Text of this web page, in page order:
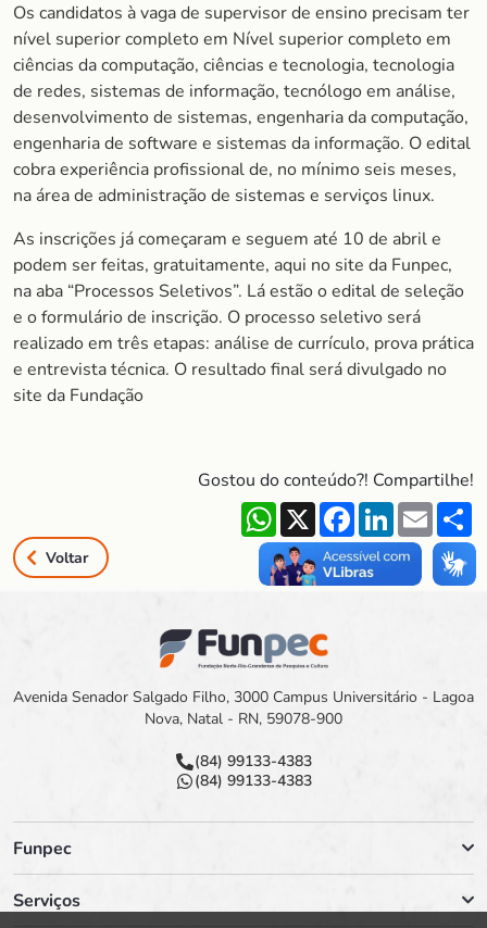
Os candidatos à vaga de supervisor de ensino precisam ter
nível superior completo em Nível superior completo em
ciências da computação, ciências e tecnologia, tecnologia
de redes, sistemas de informação, tecnólogo em análise,
desenvolvimento de sistemas, engenharia da computação,
engenharia de software e sistemas da informação. O edital
cobra experiência profissional de, no mínimo seis meses,
na área de administração de sistemas e serviços linux.
As inscrições já começaram e seguem até 10 de abril e
podem ser feitas, gratuitamente, aqui no site da Funpec,
na aba “Processos Seletivos”. Lá estão o edital de seleção
e o formulário de inscrição. O processo seletivo será
realizado em três etapas: análise de currículo, prova prática
e entrevista técnica. O resultado final será divulgado no
site da Fundação
Gostou do conteúdo?! Compartilhe!
WhatsApp
X FacebookLinkedIn
Email
Voltar
Avenida Senador Salgado Filho, 3000 Campus Universitário - Lagoa
Nova, Natal - RN, 59078-900
(84) 99133-4383
(84) 99133-4383
Funpec
Serviços